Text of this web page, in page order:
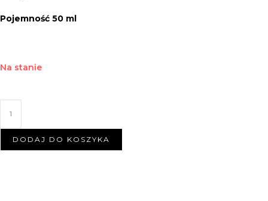
Pojemność 50 ml
Na stanie
DODAJ DO KOSZYKA